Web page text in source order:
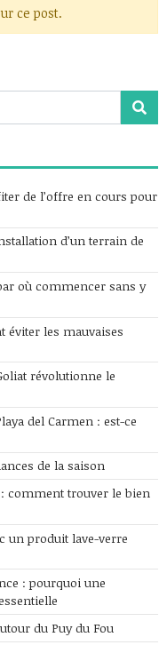
ce post.
de l’offre en cours pour
d’un terrain de
où commencer sans y
éviter les mauvaises
révolutionne le
del Carmen : est-ce
de la saison
: comment trouver le bien
un produit lave-verre
: pourquoi une
du Puy du Fou